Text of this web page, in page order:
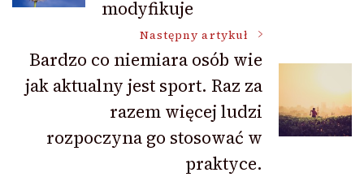
modyfikuje
Następny artykuł
Bardzo co niemiara osób wie
jak aktualny jest sport. Raz za
razem więcej ludzi
rozpoczyna go stosować w
praktyce.